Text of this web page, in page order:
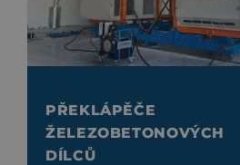
PŘEKLÁPĚČE
ŽELEZOBETONOVÝCH
DÍLCŮ